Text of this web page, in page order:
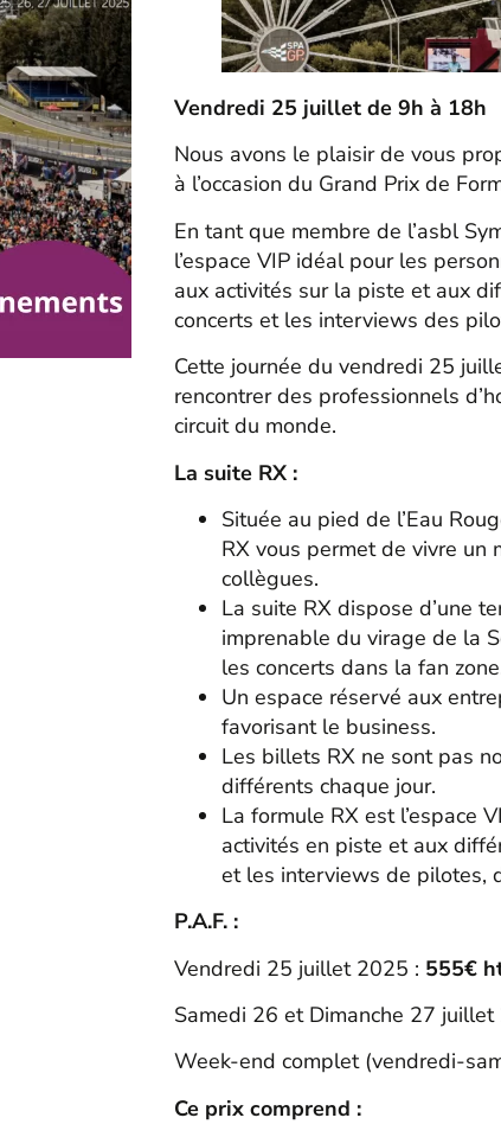
Vendredi 25 juillet de 9h à 18h
Nous avons le plaisir de vous
à l’occasion du Grand Prix de
En tant que membre de l’asbl
l’espace VIP idéal pour les
aux activités sur la piste et aux
concerts et les interviews des
Cette journée du vendredi 25
rencontrer des professionnels
circuit du monde.
La suite RX :
Située au pied de l’Eau
RX vous permet de vivre un
collègues.
La suite RX dispose d’une
imprenable du virage de la
les concerts dans la fan
Un espace réservé aux
favorisant le business.
Les billets RX ne sont pas
différents chaque jour.
La formule RX est l’espace
activités en piste et aux
et les interviews de pilotes,
P.A.F. :
Vendredi 25 juillet 2025 : 555€
Samedi 26 et Dimanche 27
Week-end complet (vendredi-
Ce prix comprend :